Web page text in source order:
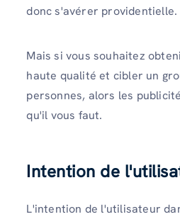
donc s'avérer providentielle.
Mais si vous souhaitez
haute qualité et cibler un
personnes, alors les
qu'il vous faut.
Intention de
L'intention de l'utilisateur